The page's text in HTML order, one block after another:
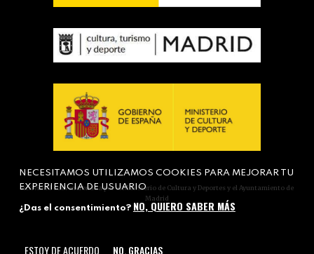
Actividad subvencionada por el Ministerio de Cultura y Deportes y el Ayuntamiento de
Madrid
NECESITAMOS UTILIZAMOS COOKIES PARA MEJORAR TU
EXPERIENCIA DE USUARIO
¿Das el consentimiento? NO, QUIERO SABER MÁS
ESTOY DE ACUERDO NO, GRACIAS